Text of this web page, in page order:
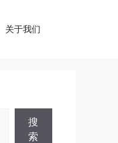
关于我们
搜
索